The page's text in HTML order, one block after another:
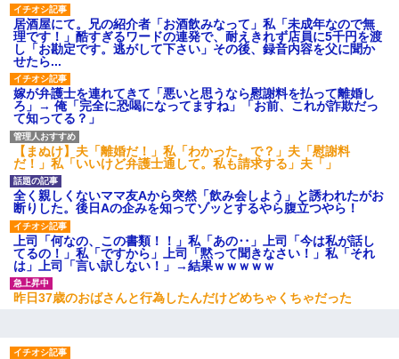
居酒屋にて。兄の紹介者「お酒飲みなって」私「未成年なので無
理です！」酷すぎるワードの連発で、耐えきれず店員に5千円を渡
し「お勘定です。逃がして下さい」その後、録音内容を父に聞か
せたら...
嫁が弁護士を連れてきて「悪いと思うなら慰謝料を払って離婚し
ろ」→ 俺「完全に恐喝になってますね」「お前、これが詐欺だっ
て知ってる？」
【まぬけ】夫「離婚だ！」私「わかった。で？」夫「慰謝料
だ！」私「いいけど弁護士通して。私も請求する」夫「」
全く親しくないママ友Aから突然「飲み会しよう」と誘われたがお
断りした。後日Aの企みを知ってゾッとするやら腹立つやら！
上司「何なの、この書類！！」私「あの‥」上司「今は私が話し
てるの！」私「ですから」上司「黙って聞きなさい！」私「それ
は」上司「言い訳しない！」→結果ｗｗｗｗｗ
昨日37歳のおばさんと行為したんだけどめちゃくちゃだった